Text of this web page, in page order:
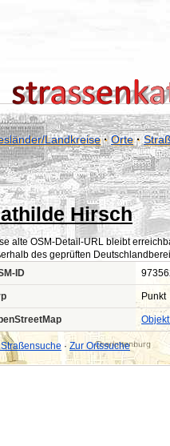
Landkreise·Orte·
Hirsch
alte OSM-Detail-URL bleibt
des geprüften
ID
Punkt
· Zur Ortssuche